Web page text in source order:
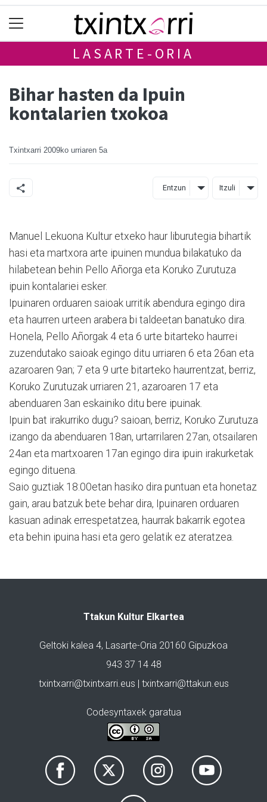
LASARTE-ORIA
Bihar hasten da Ipuin
kontalarien txokoa
Txintxarri 2009ko urriaren 5a
Entzun Itzuli
Manuel Lekuona Kultur etxeko haur liburutegia bihartik
hasi eta martxora arte ipuinen mundua bilakatuko da
hilabetean behin Pello Añorga eta Koruko Zurutuza
ipuin kontalariei esker.
Ipuinaren orduaren saioak urritik abendura egingo dira
eta haurren urteen arabera bi taldeetan banatuko dira.
Honela, Pello Añorgak 4 eta 6 urte bitarteko haurrei
zuzendutako saioak egingo ditu urriaren 6 eta 26an eta
azaroaren 9an; 7 eta 9 urte bitarteko haurrentzat, berriz,
Koruko Zurutuzak urriaren 21, azaroaren 17 eta
abenduaren 3an eskainiko ditu bere ipuinak.
Ipuin bat irakurriko dugu? saioan, berriz, Koruko Zurutuza
izango da abenduaren 18an, urtarrilaren 27an, otsailaren
24an eta martxoaren 17an egingo dira ipuin irakurketak
egingo dituena.
Saio guztiak 18:00etan hasiko dira puntuan eta honetaz
gain, arau batzuk bete behar dira, Ipuinaren orduaren
kasuan adinak errespetatzea, haurrak bakarrik egotea
eta behin ipuina hasi eta gero gelatik ez ateratzea.
Ttakun Kultur Elkartea
Geltoki kalea 4, Lasarte-Oria 20160 Gipuzkoa
943 37 14 48
txintxarri@txintxarri.eus | txintxarri@ttakun.eus
Codesyntaxek garatua